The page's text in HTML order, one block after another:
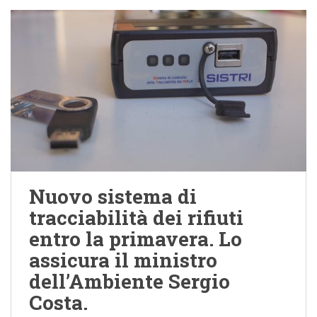
Nuovo sistema di
tracciabilità dei rifiuti
entro la primavera. Lo
assicura il ministro
dell’Ambiente Sergio
Costa.